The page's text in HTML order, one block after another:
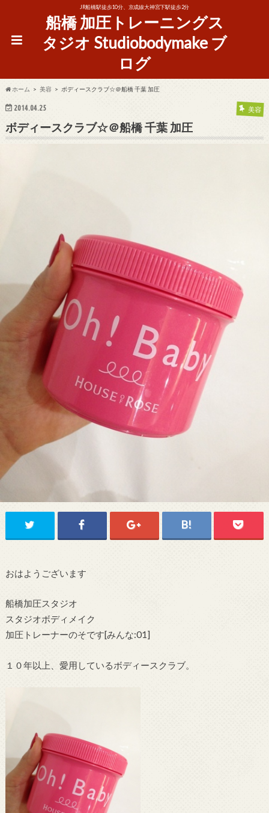
JR船橋駅徒歩10分、京成線大神宮下駅徒歩2分
船橋 加圧トレーニングス
タジオ Studiobodymake ブ
ログ
ホーム 美容 ボディースクラブ☆＠船橋 千葉 加圧
2014.04.25 美容
ボディースクラブ☆＠船橋 千葉 加圧
おはようございます
船橋加圧スタジオ
スタジオボディメイク
加圧トレーナーのそです[みんな:01]
１０年以上、愛用しているボディースクラブ。